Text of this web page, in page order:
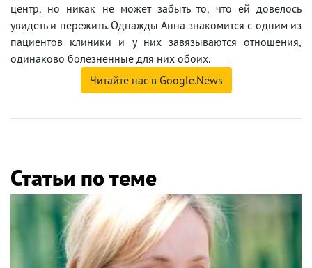
центр, но никак не может забыть то, что ей довелось
увидеть и пережить. Однажды Анна знакомится с одним из
пациентов клиники и у них завязываются отношения,
одинаково болезненные для них обоих.
Читайте нас в Google.News
Статьи по теме